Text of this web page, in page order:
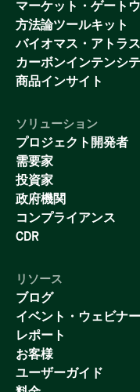
マーケット・ゲート
方法論ツールキット
バイオマス・アトラス
カーボンインテンシ
商品インサイト
ソリューション
プロジェクト開発者
需要家
投資家
政府機関
コンプライアンス
CDR
リソース
ブログ
イベント・ウェビナー
レポート
お客様
ユーザーガイド